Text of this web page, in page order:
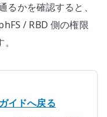
るかを確認すると、
/ RBD 側の権限
イドへ戻る